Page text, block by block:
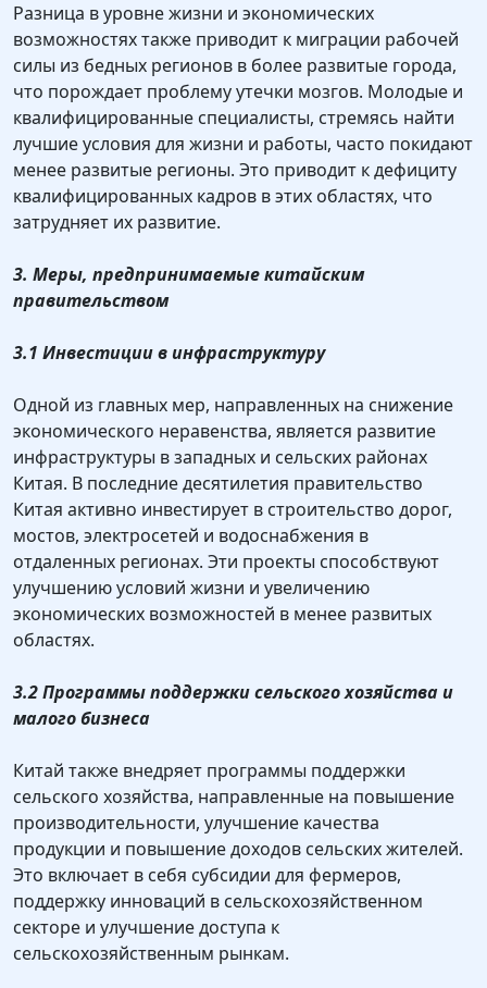
Разница в уровне жизни и экономических
возможностях также приводит к миграции рабочей
силы из бедных регионов в более развитые города,
что порождает проблему утечки мозгов. Молодые и
квалифицированные специалисты, стремясь найти
лучшие условия для жизни и работы, часто покидают
менее развитые регионы. Это приводит к дефициту
квалифицированных кадров в этих областях, что
затрудняет их развитие.
3. Меры, предпринимаемые китайским
правительством
3.1 Инвестиции в инфраструктуру
Одной из главных мер, направленных на снижение
экономического неравенства, является развитие
инфраструктуры в западных и сельских районах
Китая. В последние десятилетия правительство
Китая активно инвестирует в строительство дорог,
мостов, электросетей и водоснабжения в
отдаленных регионах. Эти проекты способствуют
улучшению условий жизни и увеличению
экономических возможностей в менее развитых
областях.
3.2 Программы поддержки сельского хозяйства и
малого бизнеса
Китай также внедряет программы поддержки
сельского хозяйства, направленные на повышение
производительности, улучшение качества
продукции и повышение доходов сельских жителей.
Это включает в себя субсидии для фермеров,
поддержку инноваций в сельскохозяйственном
секторе и улучшение доступа к
сельскохозяйственным рынкам.